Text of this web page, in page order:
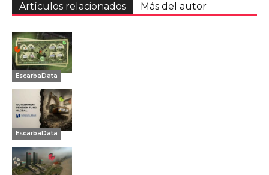
Artículos relacionados Más del autor
EscarbaData
EscarbaData